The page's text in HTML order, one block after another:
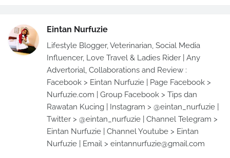
Eintan Nurfuzie
Lifestyle Blogger, Veterinarian, Social Media
Influencer, Love Travel & Ladies Rider | Any
Advertorial, Collaborations and Review :
Facebook > Eintan Nurfuzie | Page Facebook >
Nurfuzie.com | Group Facebook > Tips dan
Rawatan Kucing | Instagram > @eintan_nurfuzie |
Twitter > @eintan_nurfuzie | Channel Telegram >
Eintan Nurfuzie | Channel Youtube > Eintan
Nurfuzie | Email > eintannurfuzie@gmail.com